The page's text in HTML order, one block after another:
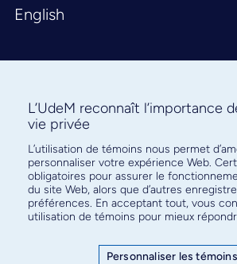
English
Abonnez-vous à notre
pour connaître
L’UdeM reconnaît l’importance
vie privée
L’utilisation de témoins nous permet
personnaliser votre expérience Web.
obligatoires pour assurer le
du site Web, alors que d’autres
préférences. En acceptant tout, vous
utilisation de témoins pour mieux
Personnaliser les témoins